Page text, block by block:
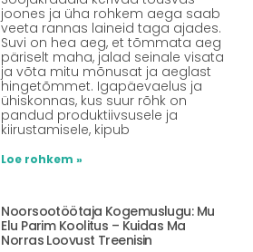
joones ja üha rohkem aega saab
veeta rannas laineid taga ajades.
Suvi on hea aeg, et tõmmata aeg
päriselt maha, jalad seinale visata
ja võta mitu mõnusat ja aeglast
hingetõmmet. Igapäevaelus ja
ühiskonnas, kus suur rõhk on
pandud produktiivsusele ja
kiirustamisele, kipub
Loe rohkem »
Noorsootöötaja Kogemuslugu: Mu
Elu Parim Koolitus – Kuidas Ma
Norras Loovust Treenisin